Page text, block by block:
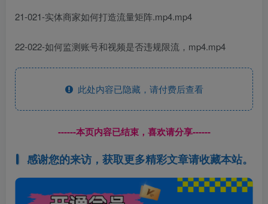
21-021-实体商家如何打造流量矩阵.mp4.mp4
22-022-如何监测账号和视频是否违规限流，mp4.mp4
此处内容已隐藏，请付费后查看
------本页内容已结束，喜欢请分享------
感谢您的来访，获取更多精彩文章请收藏本站。